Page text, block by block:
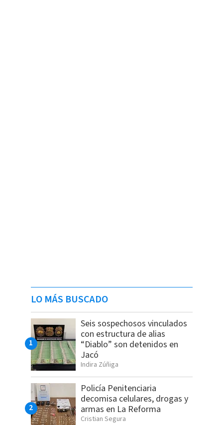
LO MÁS BUSCADO
Seis sospechosos vinculados
con estructura de alias
“Diablo” son detenidos en
Jacó
Indira Zúñiga
Policía Penitenciaria
decomisa celulares, drogas y
armas en La Reforma
Cristian Segura